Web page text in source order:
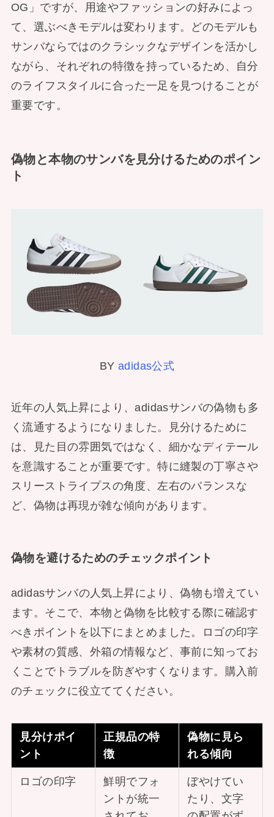
OG」ですが、用途やファッションの好みによっ
て、選ぶべきモデルは変わります。どのモデルも
サンバならではのクラシックなデザインを活かし
ながら、それぞれの特徴を持っているため、自分
のライフスタイルに合った一足を見つけることが
重要です。
偽物と本物のサンバを見分けるためのポイン
ト
BY adidas公式
近年の人気上昇により、adidasサンバの偽物も多
く流通するようになりました。見分けるために
は、見た目の雰囲気ではなく、細かなディテール
を意識することが重要です。特に縫製の丁寧さや
スリーストライプスの角度、左右のバランスな
ど、偽物は再現が雑な傾向があります。
偽物を避けるためのチェックポイント
adidasサンバの人気上昇により、偽物も増えてい
ます。そこで、本物と偽物を比較する際に確認す
べきポイントを以下にまとめました。ロゴの印字
や素材の質感、外箱の情報など、事前に知ってお
くことでトラブルを防ぎやすくなります。購入前
のチェックに役立ててください。
見分けポイ
ント
正規品の特
徴
偽物に見ら
れる傾向
ロゴの印字
鮮明でフォ
ントが統一
ぼやけてい
たり、文字